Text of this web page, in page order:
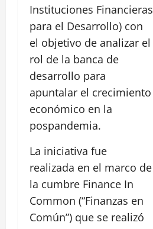
Instituciones Financieras
para el Desarrollo) con
el objetivo de analizar el
rol de la banca de
desarrollo para
apuntalar el crecimiento
económico en la
pospandemia.
La iniciativa fue
realizada en el marco de
la cumbre Finance In
Common (“Finanzas en
Común”) que se realizó